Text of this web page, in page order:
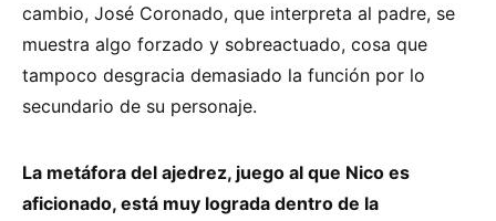
cambio, José Coronado, que interpreta al padre, se
muestra algo forzado y sobreactuado, cosa que
tampoco desgracia demasiado la función por lo
secundario de su personaje.
La metáfora del ajedrez, juego al que Nico es
aficionado, está muy lograda dentro de la